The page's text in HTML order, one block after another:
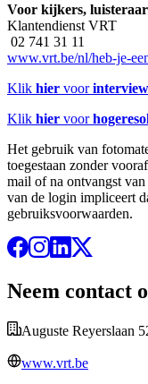
Voor kijkers,
Klantendienst VRT
02 741 31 11
www.vrt.be/nl/heb-je-
Klik hier voor
Klik hier voor
Het gebruik van
toegestaan zonder
mail of na ontvangst
van de login impliceert
gebruiksvoorwaarden.
Neem contact
Auguste Reyerslaan
www.vrt.be